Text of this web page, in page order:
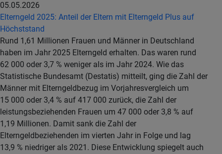
05.05.2026
Elterngeld 2025: Anteil der Eltern mit Elterngeld Plus auf
Höchststand
Rund 1,61 Millionen Frauen und Männer in Deutschland
haben im Jahr 2025 Elterngeld erhalten. Das waren rund
62 000 oder 3,7 % weniger als im Jahr 2024. Wie das
Statistische Bundesamt (Destatis) mitteilt, ging die Zahl der
Männer mit Elterngeldbezug im Vorjahresvergleich um
15 000 oder 3,4 % auf 417 000 zurück, die Zahl der
leistungsbeziehenden Frauen um 47 000 oder 3,8 % auf
1,19 Millionen. Damit sank die Zahl der
Elterngeldbeziehenden im vierten Jahr in Folge und lag
13,9 % niedriger als 2021. Diese Entwicklung spiegelt auch